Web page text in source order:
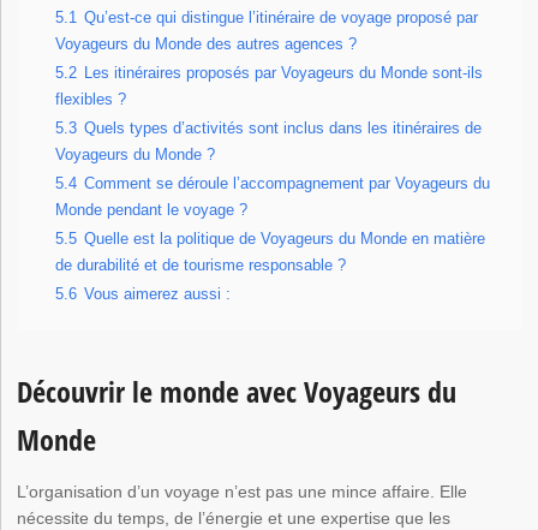
5.1 Qu’est-ce qui distingue l’itinéraire de voyage proposé par
Voyageurs du Monde des autres agences ?
5.2 Les itinéraires proposés par Voyageurs du Monde sont-ils
flexibles ?
5.3 Quels types d’activités sont inclus dans les itinéraires de
Voyageurs du Monde ?
5.4 Comment se déroule l’accompagnement par Voyageurs du
Monde pendant le voyage ?
5.5 Quelle est la politique de Voyageurs du Monde en matière
de durabilité et de tourisme responsable ?
5.6 Vous aimerez aussi :
Découvrir le monde avec Voyageurs du
Monde
L’organisation d’un voyage n’est pas une mince affaire. Elle
nécessite du temps, de l’énergie et une expertise que les